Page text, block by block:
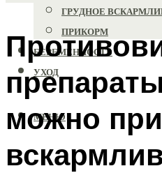
ГРУДНОЕ
ПРИКОРМ
БЕРЕМЕННОСТЬ
УХОД
МЕНЮ
можно